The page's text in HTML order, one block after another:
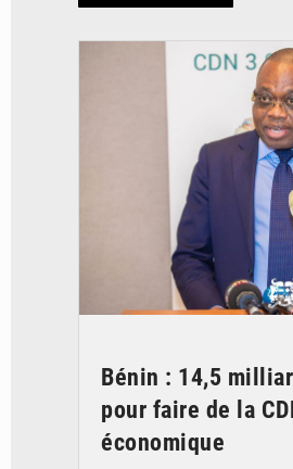
© Ministère du Cadre de Vie et des
Bénin : 14,5
pour faire de la
économique